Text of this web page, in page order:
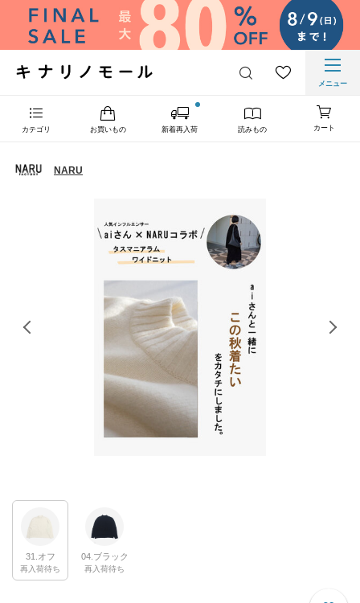
メニュー
カテゴリ お買いもの 新着再入荷 読みもの カート
NARU
31.オフ
再入荷待ち
04.ブラック
再入荷待ち